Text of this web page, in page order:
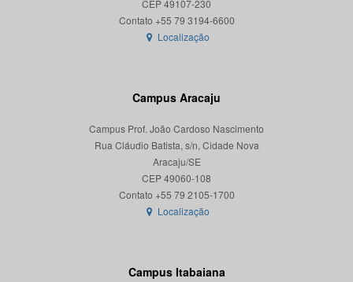
CEP 49107-230
Localização
Campus Aracaju
Campus Prof. João Cardoso Nascimento
Rua Cláudio Batista, s/n, Cidade Nova
Aracaju/SE
CEP 49060-108
Localização
Campus Itabaiana